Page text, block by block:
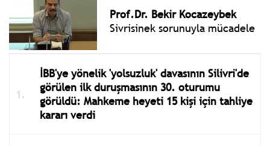
Prof.Dr. Bekir Kocazeybek
Sivrisinek sorunuyla mücadele
İBB'ye yönelik 'yolsuzluk' davasının Silivri'de
görülen ilk duruşmasının 30. oturumu
görüldü: Mahkeme heyeti 15 kişi için tahliye
kararı verdi